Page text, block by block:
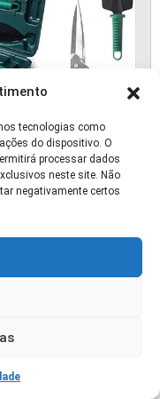
tecnologias como
do dispositivo. O
processar dados
neste site. Não
negativamente certos
10 Peças